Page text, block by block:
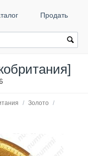
Продать
/ Золото
/